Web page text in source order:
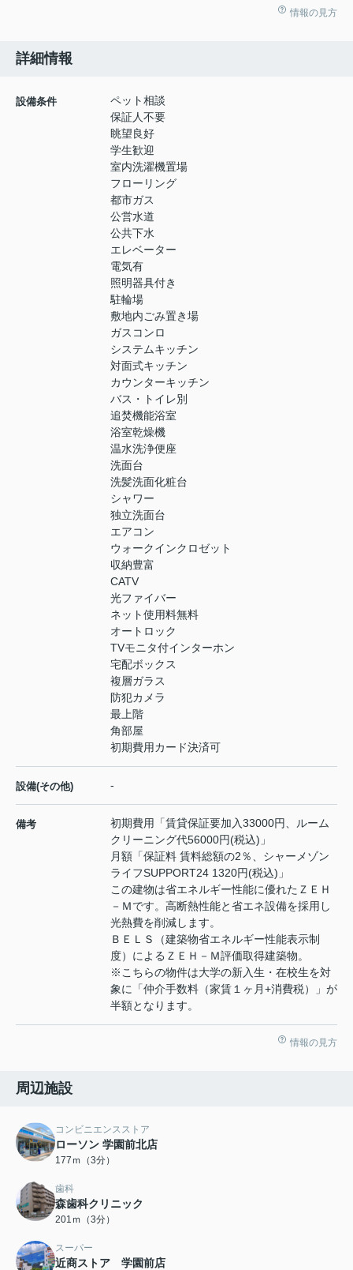
情報の見方
詳細情報
設備条件
ペット相談
保証人不要
眺望良好
学生歓迎
室内洗濯機置場
フローリング
都市ガス
公営水道
公共下水
エレベーター
電気有
照明器具付き
駐輪場
敷地内ごみ置き場
ガスコンロ
システムキッチン
対面式キッチン
カウンターキッチン
バス・トイレ別
追焚機能浴室
浴室乾燥機
温水洗浄便座
洗面台
洗髪洗面化粧台
シャワー
独立洗面台
エアコン
ウォークインクロゼット
収納豊富
CATV
光ファイバー
ネット使用料無料
オートロック
TVモニタ付インターホン
宅配ボックス
複層ガラス
防犯カメラ
最上階
角部屋
初期費用カード決済可
設備(その他) -
備考
初期費用「賃貸保証要加入33000円、ルーム
クリーニング代56000円(税込)」
月額「保証料 賃料総額の2％、シャーメゾン
ライフSUPPORT24 1320円(税込)」
この建物は省エネルギー性能に優れたＺＥＨ
－Ｍです。高断熱性能と省エネ設備を採用し
光熱費を削減します。
ＢＥＬＳ（建築物省エネルギー性能表示制
度）によるＺＥＨ－Ｍ評価取得建築物。
※こちらの物件は大学の新入生・在校生を対
象に「仲介手数料（家賃１ヶ月+消費税）」が
半額となります。
情報の見方
周辺施設
コンビニエンスストア
ローソン 学園前北店
177ｍ（3分）
歯科
森歯科クリニック
201ｍ（3分）
スーパー
近商ストア 学園前店